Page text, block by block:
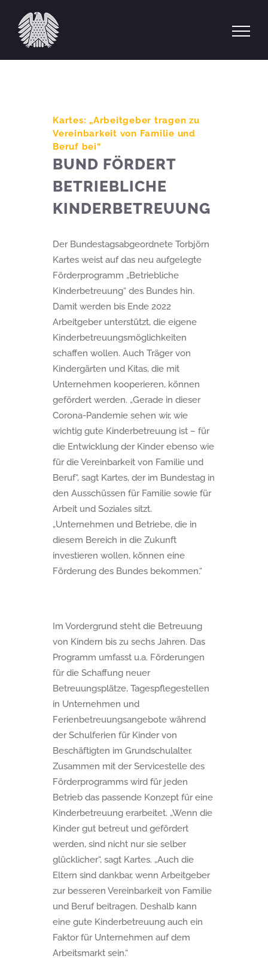
Inhalt
springen
Kartes: „Arbeitgeber tragen zu
Vereinbarkeit von Familie und
Beruf bei“
BUND FÖRDERT
BETRIEBLICHE
KINDERBETREUUNG
Der Bundestagsabgeordnete Torbjörn
Kartes weist auf das neu aufgelegte
Förderprogramm „Betriebliche
Kinderbetreuung“ des Bundes hin.
Damit werden bis Ende 2022
Arbeitgeber unterstützt, die eigene
Kinderbetreuungsmöglichkeiten
schaffen wollen. Auch Träger von
Kindergärten und Kitas, die mit
Unternehmen kooperieren, können
gefördert werden. „Gerade in dieser
Corona-Pandemie sehen wir, wie
wichtig gute Kinderbetreuung ist – für
die Entwicklung der Kinder ebenso wie
für die Vereinbarkeit von Familie und
Beruf“, sagt Kartes, der im Bundestag in
den Ausschüssen für Familie sowie für
Arbeit und Soziales sitzt.
„Unternehmen und Betriebe, die in
diesem Bereich in die Zukunft
investieren wollen, können eine
Förderung des Bundes bekommen.“
Im Vordergrund steht die Betreuung
von Kindern bis zu sechs Jahren. Das
Programm umfasst u.a. Förderungen
für die Schaffung neuer
Betreuungsplätze, Tagespflegestellen
in Unternehmen und
Ferienbetreuungsangebote während
der Schulferien für Kinder von
Beschäftigten im Grundschulalter.
Zusammen mit der Servicestelle des
Förderprogramms wird für jeden
Betrieb das passende Konzept für eine
Kinderbetreuung erarbeitet. „Wenn die
Kinder gut betreut und gefördert
werden, sind nicht nur sie selber
glücklicher“, sagt Kartes. „Auch die
Eltern sind dankbar, wenn Arbeitgeber
zur besseren Vereinbarkeit von Familie
und Beruf beitragen. Deshalb kann
eine gute Kinderbetreuung auch ein
Faktor für Unternehmen auf dem
Arbeitsmarkt sein.“